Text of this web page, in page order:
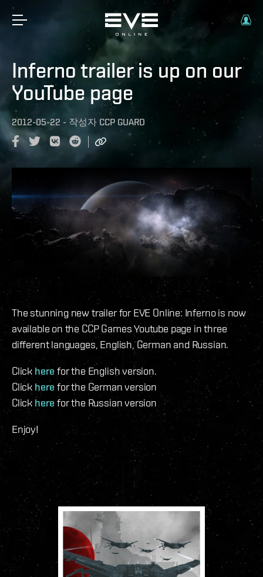
Inferno trailer is up on our
YouTube page
2012-05-22 - 작성자 CCP GUARD
The stunning new trailer for EVE Online: Inferno is now
available on the CCP Games Youtube page in three
different languages, English, German and Russian.
Click here for the English version.
Click here for the German version
Click here for the Russian version
Enjoy!